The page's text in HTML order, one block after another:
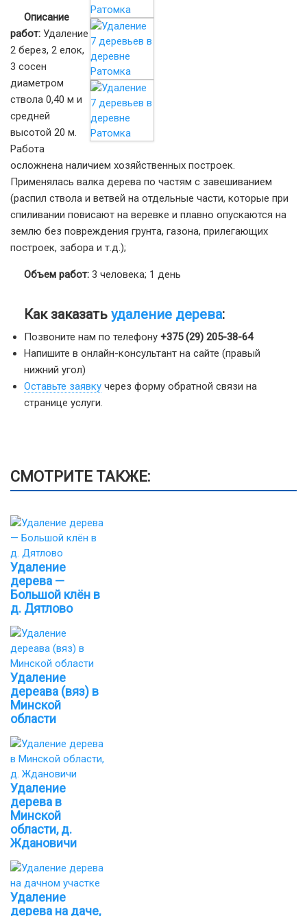
Описание
работ: Удаление
2 берез, 2 елок,
3 сосен
диаметром
ствола 0,40 м и
средней
высотой 20 м.
Работа
осложнена наличием хозяйственных построек.
Применялась валка дерева по частям с завешиванием
(распил ствола и ветвей на отдельные части, которые при
спиливании повисают на веревке и плавно опускаются на
землю без повреждения грунта, газона, прилегающих
построек, забора и т.д.);
Объем работ: 3 человека; 1 день
Как заказать удаление дерева:
Позвоните нам по телефону +375 (29) 205-38-64
Напишите в онлайн-консультант на сайте (правый
нижний угол)
Оставьте заявку через форму обратной связи на
странице услуги.
СМОТРИТЕ ТАКЖЕ:
Удаление
дерева —
Большой клён в
д. Дятлово
Удаление
дереава (вяз) в
Минской
области
Удаление
дерева в
Минской
области, д.
Ждановичи
Удаление
дерева на даче,